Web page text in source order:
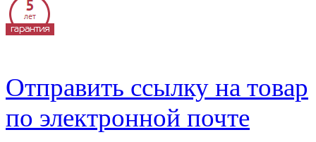
Отправить ссылку на товар
по электронной почте